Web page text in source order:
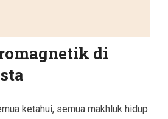
di
ketahui, semua makhluk hidup